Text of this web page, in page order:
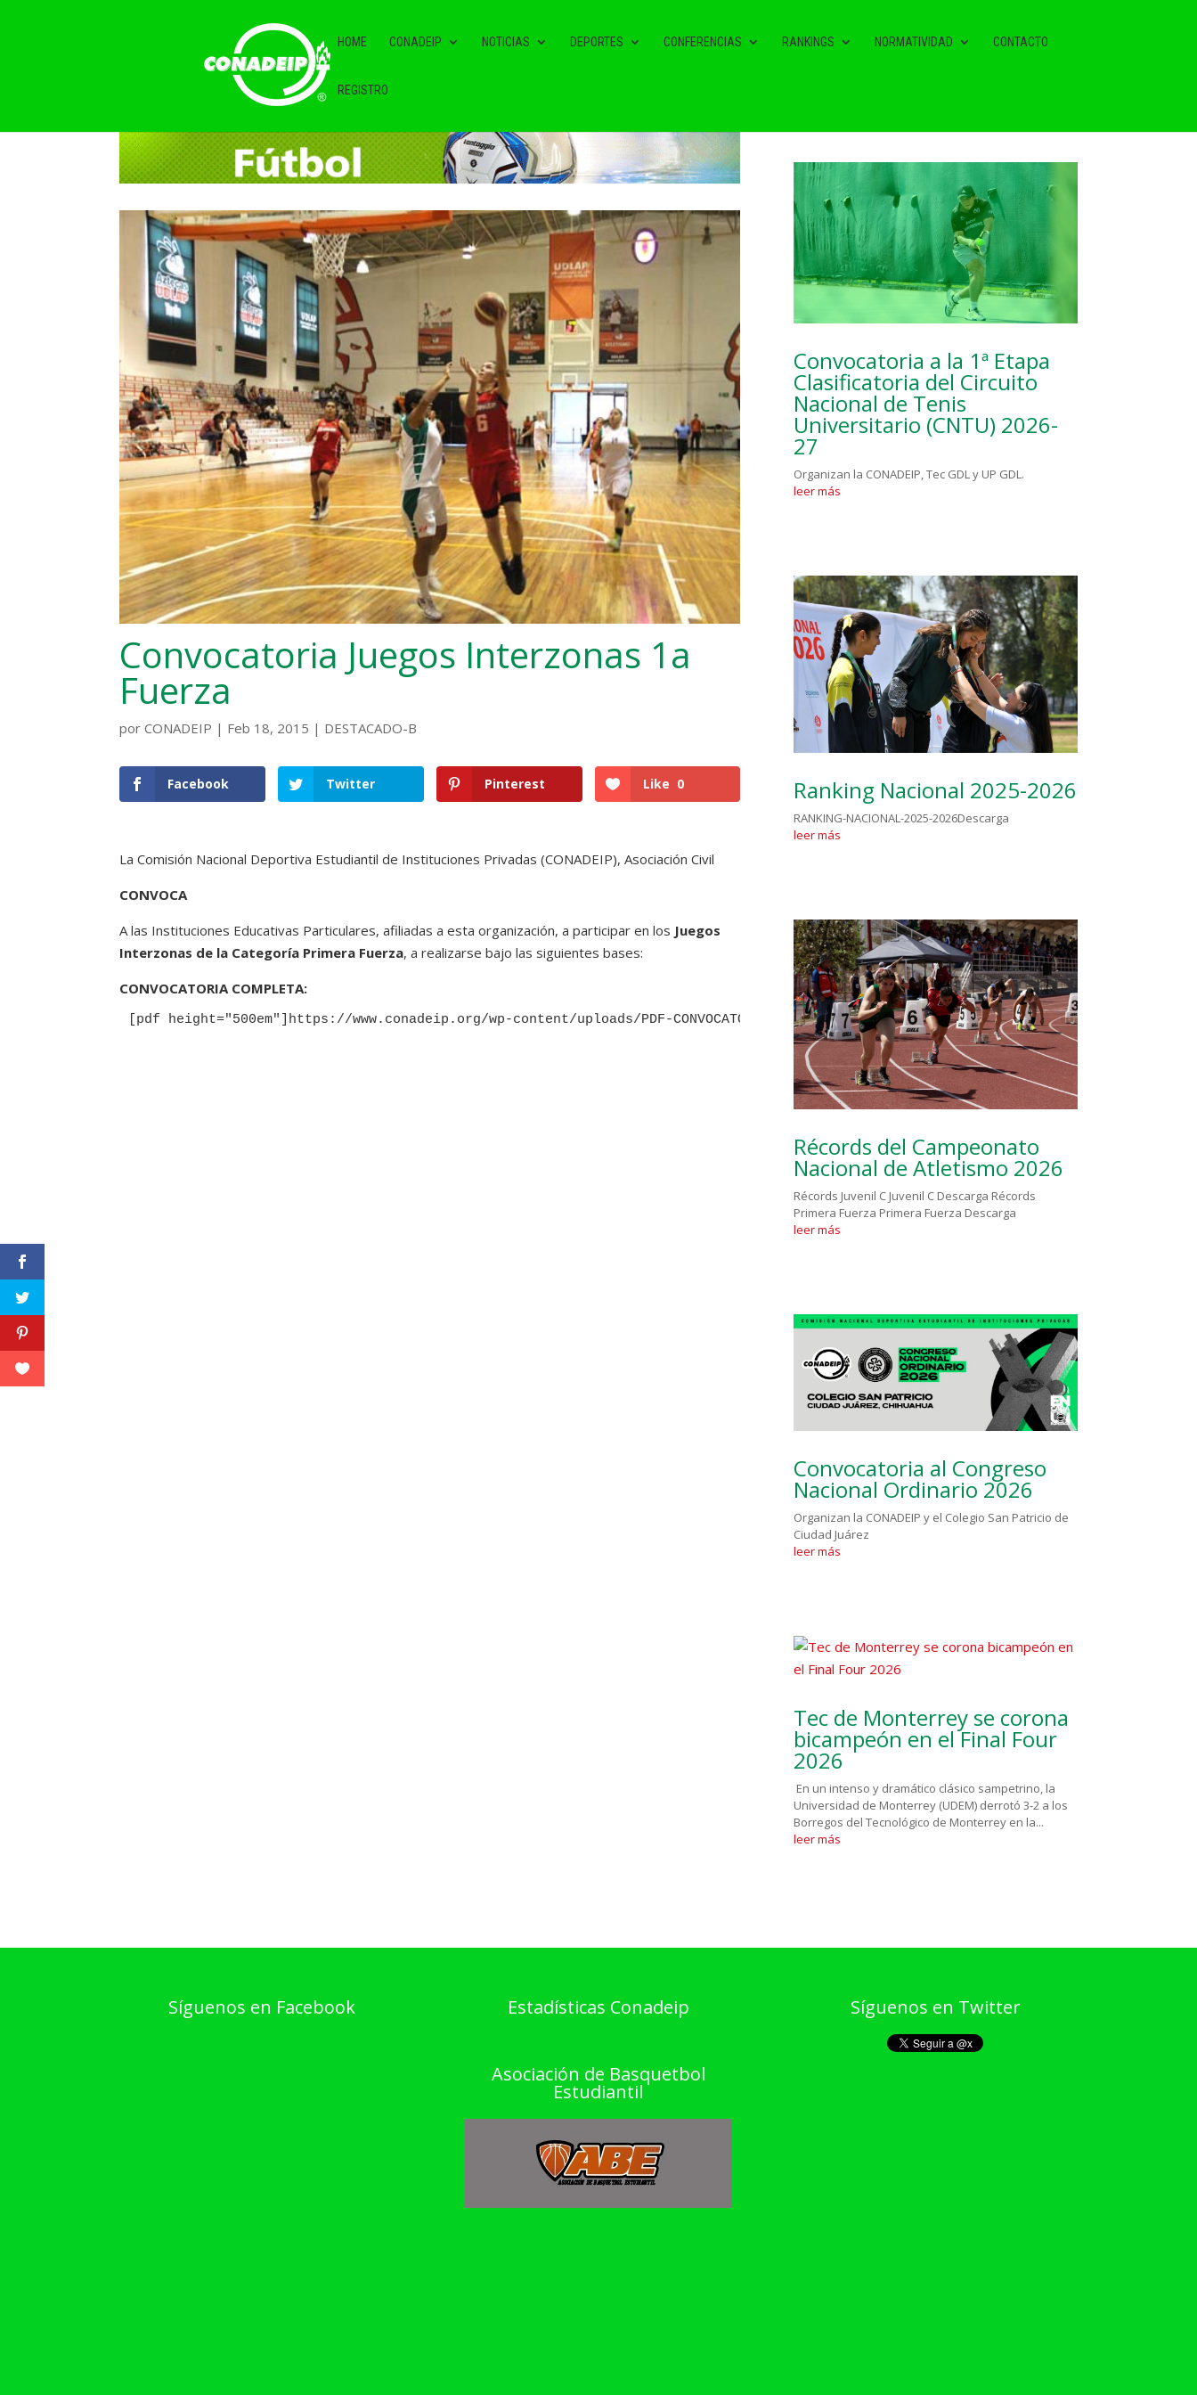
HOME CONADEIP NOTICIAS DEPORTES CONFERENCIAS RANKINGS NORMATIVIDAD CONTACTO
REGISTRO
Convocatoria Juegos Interzonas 1a
Fuerza
porCONADEIP | Feb 18, 2015 | DESTACADO-B
Facebook Twitter Pinterest Like 0
La Comisión Nacional Deportiva Estudiantil de Instituciones Privadas (CONADEIP), Asociación Civil
CONVOCA
A las Instituciones Educativas Particulares, afiliadas a esta organización, a participar en los Juegos
Interzonas de la Categoría Primera Fuerza, a realizarse bajo las siguientes bases:
CONVOCATORIA COMPLETA:
[pdf height="500em"]https://www.conadeip.org/wp-content/uploads/PDF-CONVOCATORIAS/CONVOCATORIA-INTERZONAS-1a-FZA-PRIMAVERA-
Convocatoria a la 1ª Etapa
Clasificatoria del Circuito
Nacional de Tenis
Universitario (CNTU) 2026-
27
Organizan la CONADEIP, Tec GDL y UP GDL.
leer más
Ranking Nacional 2025-2026
RANKING-NACIONAL-2025-2026Descarga
leer más
Récords del Campeonato
Nacional de Atletismo 2026
Récords Juvenil C Juvenil C Descarga Récords
Primera Fuerza Primera Fuerza Descarga
leer más
Convocatoria al Congreso
Nacional Ordinario 2026
Organizan la CONADEIP y el Colegio San Patricio de
Ciudad Juárez
leer más
Tec de Monterrey se corona
bicampeón en el Final Four
2026
En un intenso y dramático clásico sampetrino, la
Universidad de Monterrey (UDEM) derrotó 3-2 a los
Borregos del Tecnológico de Monterrey en la...
leer más
Síguenos en Facebook Estadísticas Conadeip
Asociación de Basquetbol
Estudiantil
Síguenos en Twitter